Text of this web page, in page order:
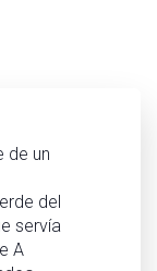
de un
del
servía
A